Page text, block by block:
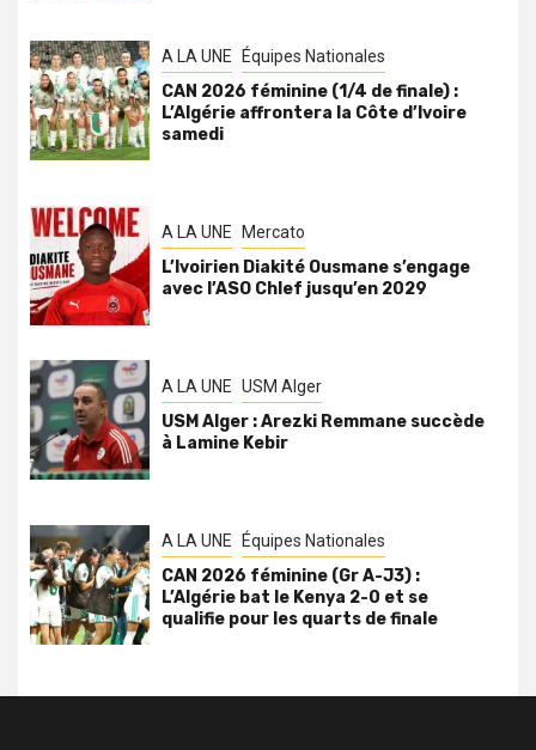
A LA UNE Équipes Nationales
CAN 2026 féminine (1/4 de finale) :
L’Algérie affrontera la Côte d’Ivoire
samedi
A LA UNE Mercato
L’Ivoirien Diakité Ousmane s’engage
avec l’ASO Chlef jusqu’en 2029
A LA UNE USM Alger
USM Alger : Arezki Remmane succède
à Lamine Kebir
A LA UNE Équipes Nationales
CAN 2026 féminine (Gr A-J3) :
L’Algérie bat le Kenya 2-0 et se
qualifie pour les quarts de finale